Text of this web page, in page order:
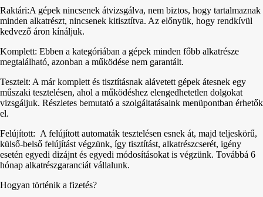
Raktári:A gépek nincsenek átvizsgálva, nem biztos, hogy tartalmaznak
minden alkatrészt, nincsenek kitisztítva. Az előnyük, hogy rendkívül
kedvező áron kínáljuk.
Komplett: Ebben a kategóriában a gépek minden főbb alkatrésze
megtalálható, azonban a működése nem garantált.
Tesztelt: A már komplett és tisztításnak alávetett gépek átesnek egy
műszaki tesztelésen, ahol a működéshez elengedhetetlen dolgokat
vizsgáljuk. Részletes bemutató a szolgáltatásaink menüpontban érhetők
el.
Felújított: A felújított automaták tesztelésen esnek át, majd teljeskörű,
külső-belső felújítást végzünk, így tisztítást, alkatrészcserét, igény
esetén egyedi dizájnt és egyedi módosításokat is végzünk. Továbbá 6
hónap alkatrészgaranciát vállalunk.
Hogyan történik a fizetés?